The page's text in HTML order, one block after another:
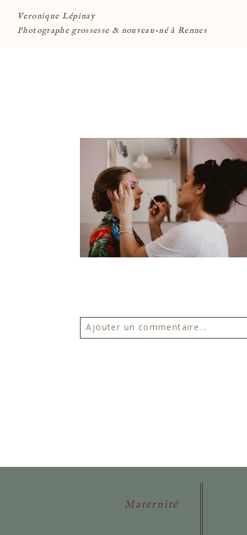
Veronique Lépinay
Photographe grossesse & nouveau-né à Rennes
Ajouter un commentaire...
Maternité